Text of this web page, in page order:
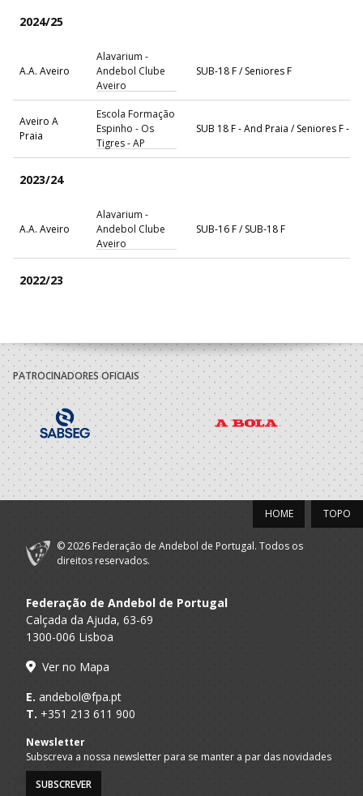
2024/25
A.A. Aveiro
Alavarium -
Andebol Clube
Aveiro
SUB-18 F / Seniores F
Aveiro A
Praia
Escola Formação
Espinho - Os
Tigres - AP
SUB 18 F - And Praia / Seniores F -
2023/24
A.A. Aveiro
Alavarium -
Andebol Clube
Aveiro
SUB-16 F / SUB-18 F
2022/23
Aveiro
2021/22
A.A. Aveiro
Alavarium -
Andebol Clube
Aveiro
SUB-15 F / SUB-17 F
2020/21
Aveiro
SUB-14 F / SUB-16 F
A.A. Aveiro
Alavarium -
Andebol Clube
Aveiro
Alavarium -
2017/18
PATROCINADORES OFICIAIS
TOPO
HOME
© 2026 Federação de Andebol de Portugal. Todos os
direitos reservados.
Federação de Andebol de Portugal
Calçada da Ajuda, 63-69
1300-006 Lisboa
Ver no Mapa
E. andebol@fpa.pt
T. +351 213 611 900
Newsletter
Subscreva a nossa newsletter para se manter a par das novidades
SUBSCREVER